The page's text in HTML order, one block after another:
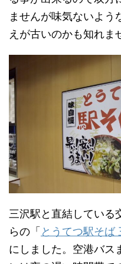
ませんが味気ないよう
えが古いのかも知れま
三沢駅と直結している
らの「とうてつ駅そば
にしました。空港バス